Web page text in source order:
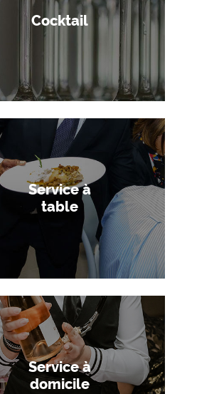
Cocktail
Service à
table
Service à
domicile